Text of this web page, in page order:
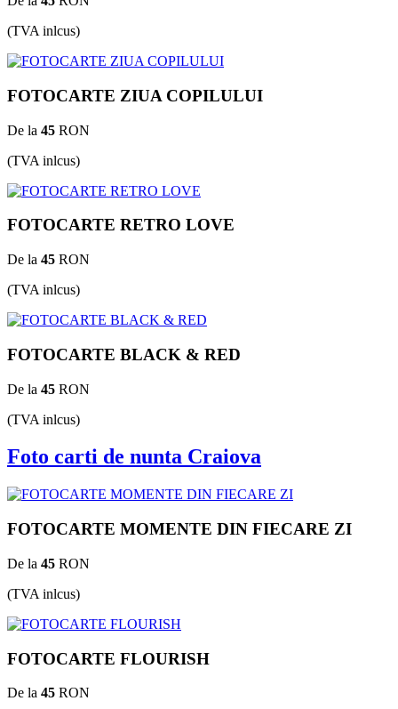
(TVA inlcus)
FOTOCARTE ZIUA COPILULUI
De la 45 RON
(TVA inlcus)
FOTOCARTE RETRO LOVE
De la 45 RON
(TVA inlcus)
FOTOCARTE BLACK & RED
De la 45 RON
(TVA inlcus)
Foto carti de nunta Craiova
FOTOCARTE MOMENTE DIN FIECARE ZI
De la 45 RON
(TVA inlcus)
FOTOCARTE FLOURISH
De la 45 RON